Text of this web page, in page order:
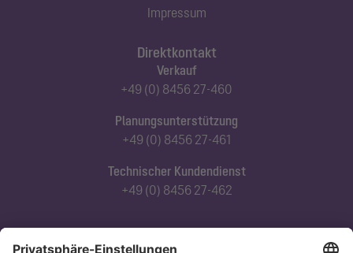
Direktkontakt
Verkauf
+49 (0) 8456 27-460
Planungsunterstützung
+49 (0) 8456 27-461
Technischer Kundendienst
+49 (0) 8456 27-462
Abonnieren Sie unseren Newsletter
Impressum